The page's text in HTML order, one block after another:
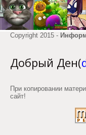
Copyright 2015 -
Добрый Ден(
При копировании
сайт!